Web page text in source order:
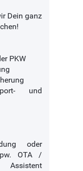
Dein ganz
PKW
und
oder
OTA /
Assistent